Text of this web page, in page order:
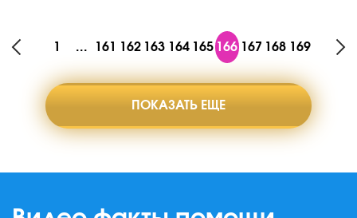
1 ... 161 162 163 164 165 166 167 168 169
ПОКАЗАТЬ ЕЩЕ